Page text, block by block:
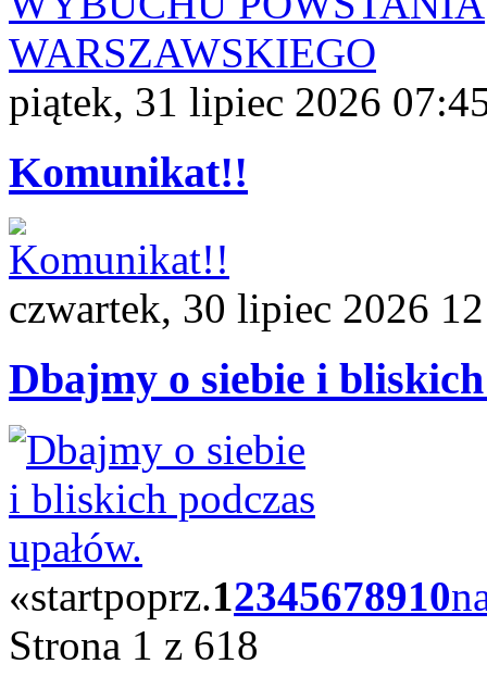
piątek, 31 lipiec 2026
Komunikat!!
czwartek, 30 lipiec 2026
Dbajmy o siebie i bliskich
«startpoprz.12345678910
Strona 1 z 618